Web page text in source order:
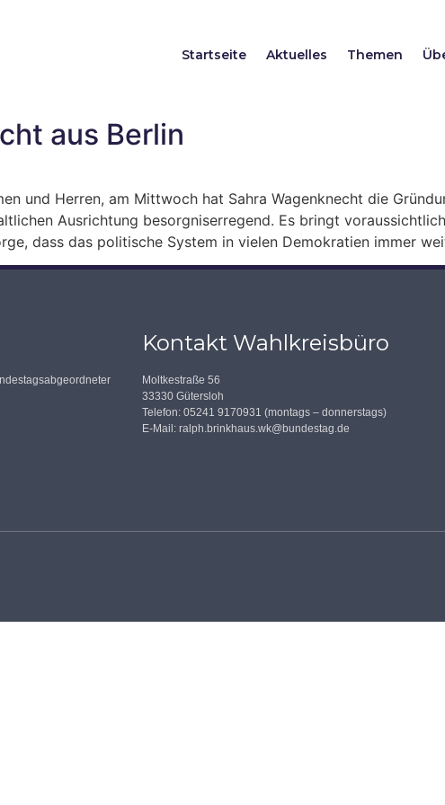
Startseite Aktuelles Themen
aus Berlin
und Herren, am Mittwoch hat Sahra Wagenknecht die
Ausrichtung besorgniserregend. Es bringt
dass das politische System in vielen Demokratien immer
Kontakt Wahlkreisbüro
Moltkestraße 56
33330 Gütersloh
Telefon: 05241 9170931 (montags – donnerstags)
E-Mail:ralph.brinkhaus.wk@bundestag.de